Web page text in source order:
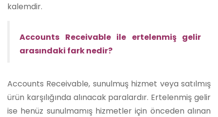
kalemdir.
Accounts Receivable ile ertelenmiş gelir
arasındaki fark nedir?
Accounts Receivable, sunulmuş hizmet veya satılmış
ürün karşılığında alınacak paralardır. Ertelenmiş gelir
ise henüz sunulmamış hizmetler için önceden alınan